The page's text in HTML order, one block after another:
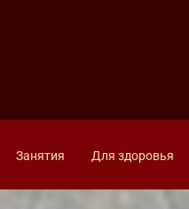
Занятия Для здоровья